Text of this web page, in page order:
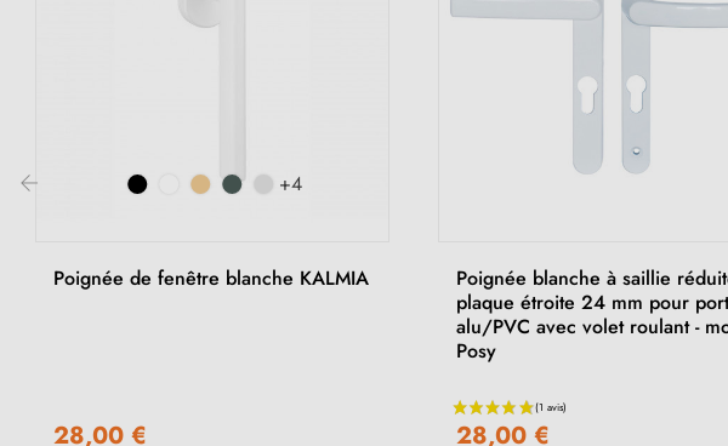
+4
Poignée de fenêtre blanche KALMIA
28,00 €
Poignée blanche à saillie
plaque étroite 24 mm pour
alu/PVC avec volet roulant -
Posy
28,00 €